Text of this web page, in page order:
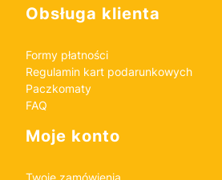
Obsługa klienta
Formy płatności
Regulamin kart podarunkowych
Paczkomaty
FAQ
Moje konto
Twoje zamówienia